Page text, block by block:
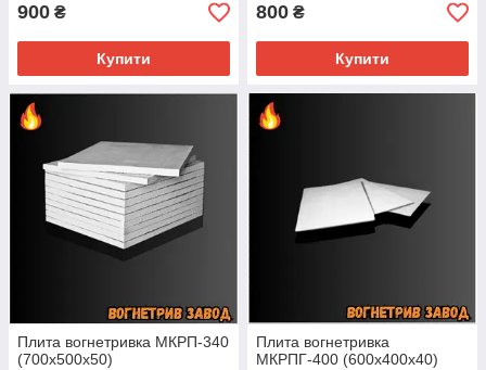
900 ₴
Купити
800 ₴
Купити
Плита вогнетривка МКРП-340
(700х500х50)
Плита вогнетривка
МКРПГ-400 (600х400х40)